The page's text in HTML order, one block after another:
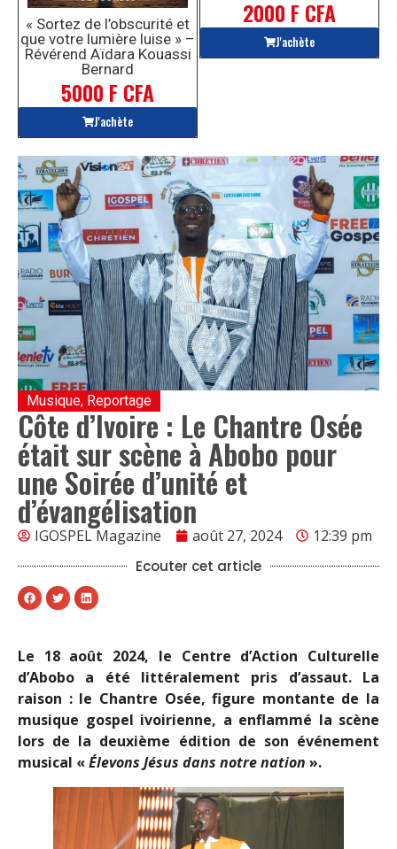
« Sortez de l’obscurité et
que votre lumière luise » –
Révérend Aïdara Kouassi
Bernard
5000 F CFA
J'achète
2000 F CFA
J'achète
Musique, Reportage
Côte d’Ivoire : Le Chantre Osée
était sur scène à Abobo pour
une Soirée d’unité et
d’évangélisation
IGOSPEL Magazine août 27, 2024 12:39 pm
Ecouter cet article
Le 18 août 2024, le Centre d’Action Culturelle
d’Abobo a été littéralement pris
d’assaut. La
raison : le Chantre Osée, figure montante de la
musique gospel ivoirienne, a enflammé la scène
lors de la deuxième édition de son événement
musical «Élevons Jésus dans notre nation ».